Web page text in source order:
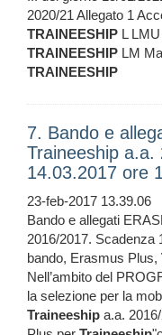
2020/21 Allegato 1
TRAINEESHIP L
TRAINEESHIP LM
TRAINEESHIP
7. Bando e
Traineeship a.a.
14.03.2017 ore
23-feb-2017 13.39.06
Bando e allegati
2016/2017. Scadenza
bando, Erasmus Plus,
Nell’ambito del
la selezione per la
Traineeship a.a.